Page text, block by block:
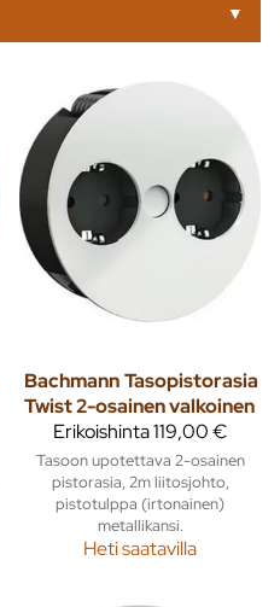
▼
BachmannTasopistorasia
Twist 2-osainen valkoinen
Erikoishinta119,00 €
Tasoon upotettava 2-osainen
pistorasia, 2m liitosjohto,
pistotulppa (irtonainen)
metallikansi.
Heti saatavilla